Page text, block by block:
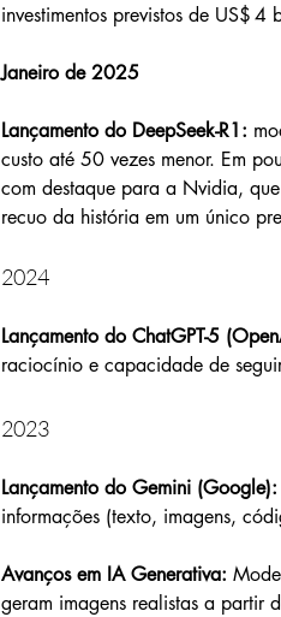
investimentos previstos de US$
Janeiro de 2025
Lançamento do DeepSeek-R1:
custo até 50 vezes menor. Em
com destaque para a Nvidia,
recuo da história em um único
2024
Lançamento do ChatGPT-5
raciocínio e capacidade de
2023
Lançamento do Gemini (Google):
informações (texto, imagens,
Avanços em IA Generativa:
geram imagens realistas a partir